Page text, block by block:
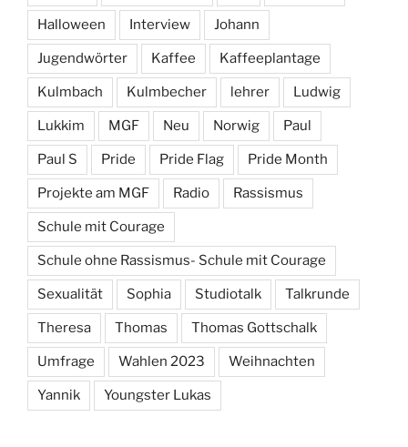
Halloween Interview Johann
Jugendwörter Kaffee Kaffeeplantage
Kulmbach Kulmbecher lehrer Ludwig
Lukkim MGF Neu Norwig Paul
Paul S Pride Pride Flag Pride Month
Projekte am MGF Radio Rassismus
Schule mit Courage
Schule ohne Rassismus- Schule mit Courage
Sexualität Sophia Studiotalk Talkrunde
Theresa Thomas Thomas Gottschalk
Umfrage Wahlen 2023 Weihnachten
Yannik Youngster Lukas